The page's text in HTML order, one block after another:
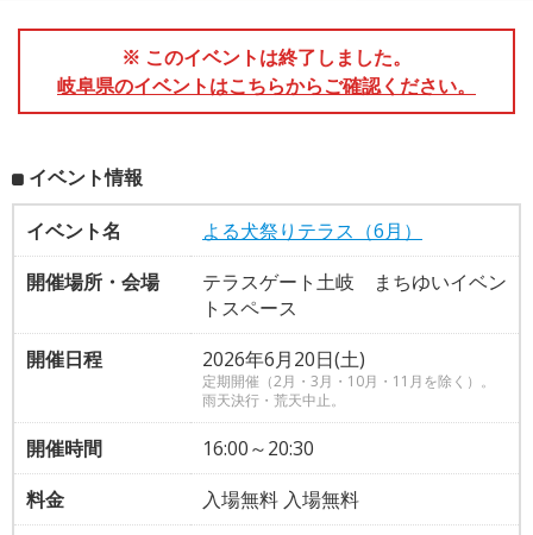
※ このイベントは終了しました。
岐阜県のイベントはこちらからご確認ください。
イベント情報
イベント名
よる犬祭りテラス（6月）
開催場所・会場
テラスゲート土岐 まちゆいイベン
トスペース
開催日程
2026年6月20日(土)
定期開催（2月・3月・10月・11月を除く）。
雨天決行・荒天中止。
開催時間
16:00～20:30
料金
入場無料 入場無料